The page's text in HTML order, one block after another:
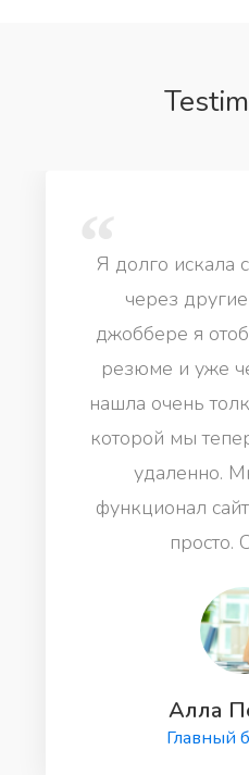
Я долго искала
через
джоббере я
резюме и уже
нашла очень
которой мы
удаленно.
функционал
просто.
Алла
Главный